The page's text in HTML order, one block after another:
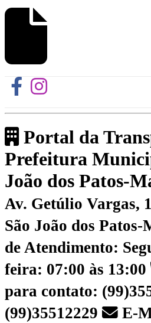
Portal da
Prefeitura
João dos Patos-
Av. Getúlio Vargas,
São João dos Patos-
de Atendimento:
feira: 07:00 às 13:00
para contato:
(99)35512229
E-